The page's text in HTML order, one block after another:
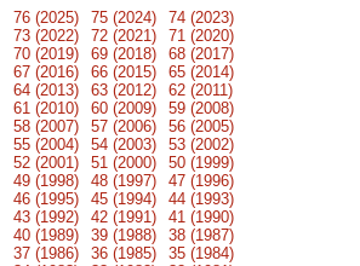
76 (2025) 75 (2024)
74 (2023)
73 (2022)
72 (2021)
71 (2020)
70 (2019)
69 (2018)
68 (2017)
67 (2016)
66 (2015)
65 (2014)
64 (2013)
63 (2012)
62 (2011)
61 (2010)
60 (2009)
59 (2008)
58 (2007)
57 (2006)
56 (2005)
55 (2004)
54 (2003)
53 (2002)
52 (2001)
51 (2000)
50 (1999)
49 (1998)
48 (1997)
47 (1996)
46 (1995)
45 (1994)
44 (1993)
43 (1992)
42 (1991)
41 (1990)
40 (1989)
39 (1988)
38 (1987)
37 (1986)
36 (1985)
35 (1984)